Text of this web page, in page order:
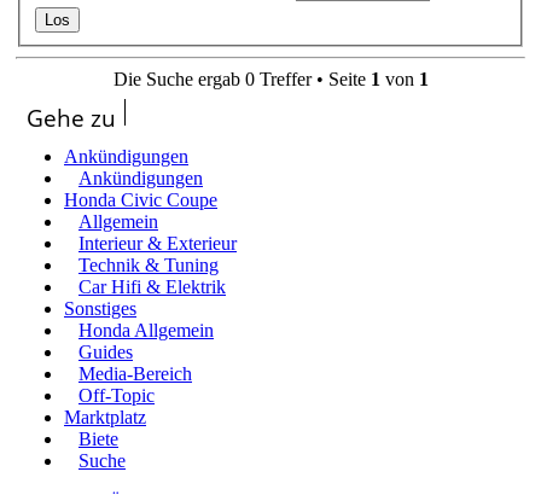
Die Suche ergab 0 Treffer • Seite 1 von 1
Gehe zu
Ankündigungen
Ankündigungen
Honda Civic Coupe
Allgemein
Interieur & Exterieur
Technik & Tuning
Car Hifi & Elektrik
Sonstiges
Honda Allgemein
Guides
Media-Bereich
Off-Topic
Marktplatz
Biete
Suche